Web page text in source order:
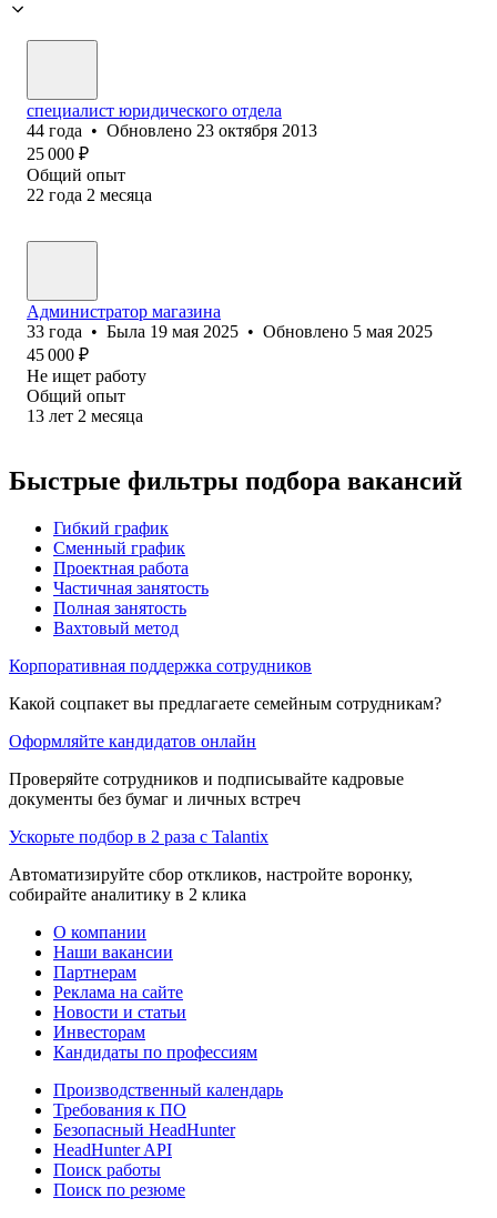
специалист юридического отдела
44 года • Обновлено 23 октября 2013
25 000 ₽
Общий опыт
22 года 2 месяца
Администратор магазина
33 года • Была 19 мая 2025 • Обновлено 5 мая 2025
45 000 ₽
Не ищет работу
Общий опыт
13 лет 2 месяца
Быстрые фильтры подбора вакансий
Гибкий график
Сменный график
Проектная работа
Частичная занятость
Полная занятость
Вахтовый метод
Корпоративная поддержка сотрудников
Какой соцпакет вы предлагаете семейным сотрудникам?
Оформляйте кандидатов онлайн
Проверяйте сотрудников и подписывайте кадровые
документы без бумаг и личных встреч
Ускорьте подбор в 2 раза с Talantix
Автоматизируйте сбор откликов, настройте воронку,
собирайте аналитику в 2 клика
О компании
Наши вакансии
Партнерам
Реклама на сайте
Новости и статьи
Инвесторам
Кандидаты по профессиям
Производственный календарь
Требования к ПО
Безопасный HeadHunter
HeadHunter API
Поиск работы
Поиск по резюме